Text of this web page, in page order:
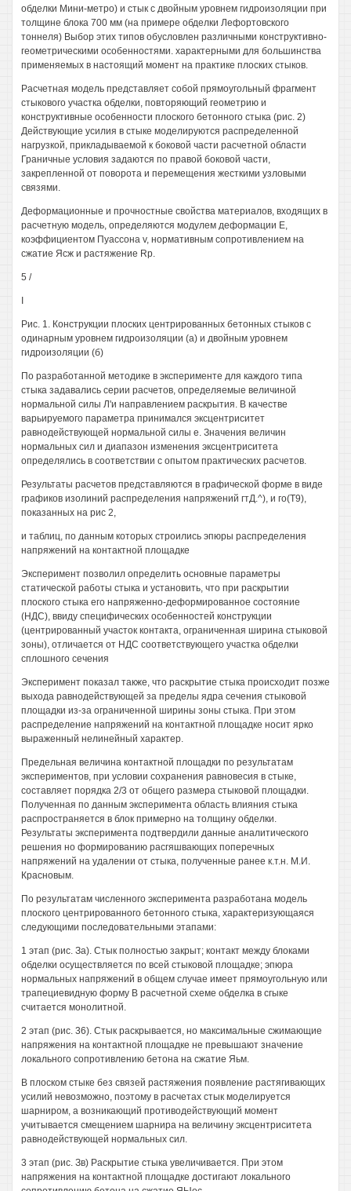
обделки Мини-метро) и стык с двойным уровнем гидроизоляции при
толщине блока 700 мм (на примере обделки Лефортовского
тоннеля) Выбор этих типов обусловлен различными конструктивно-
геометрическими особенностями. характерными для большинства
применяемых в настоящий момент на практике плоских стыков.
Расчетная модель представляет собой прямоугольный фрагмент
стыкового участка обделки, повторяющий геометрию и
конструктивные особенности плоского бетонного стыка (рис. 2)
Действующие усилия в стыке моделируются распределенной
нагрузкой, прикладываемой к боковой части расчетной области
Граничные условия задаются по правой боковой части,
закрепленной от поворота и перемещения жесткими узловыми
связями.
Деформационные и прочностные свойства материалов, входящих в
расчетную модель, определяются модулем деформации Е,
коэффициентом Пуассона v, нормативным сопротивлением на
сжатие Ясж и растяжение Rp.
5 /
Рис. 1. Конструкции плоских центрированных бетонных стыков с
одинарным уровнем гидроизоляции (а) и двойным уровнем
гидроизоляции (б)
По разработанной методике в эксперименте для каждого типа
стыка задавались серии расчетов, определяемые величиной
нормальной силы Л'и направлением раскрытия. В качестве
варьируемого параметра принимался эксцентриситет
равнодействующей нормальной силы е. Значения величин
нормальных сил и диапазон изменения эксцентриситета
определялись в соответствии с опытом практических расчетов.
Результаты расчетов представляются в графической форме в виде
графиков изолиний распределения напряжений гтД.^), и го(Т9),
показанных на рис 2,
и таблиц, по данным которых строились эпюры распределения
напряжений на контактной площадке
Эксперимент позволил определить основные параметры
статической работы стыка и установить, что при раскрытии
плоского стыка его напряженно-деформированное состояние
(НДС), ввиду специфических особенностей конструкции
(центрированный участок контакта, ограниченная ширина стыковой
зоны), отличается от НДС соответствующего участка обделки
сплошного сечения
Эксперимент показал также, что раскрытие стыка происходит позже
выхода равнодействующей за пределы ядра сечения стыковой
площадки из-за ограниченной ширины зоны стыка. При этом
распределение напряжений на контактной площадке носит ярко
выраженный нелинейный характер.
Предельная величина контактной площадки по результатам
экспериментов, при условии сохранения равновесия в стыке,
составляет порядка 2/3 от общего размера стыковой площадки.
Полученная по данным эксперимента область влияния стыка
распространяется в блок примерно на толщину обделки.
Результаты эксперимента подтвердили данные аналитического
решения но формированию расгяшвающих поперечных
напряжений на удалении от стыка, полученные ранее к.т.н. М.И.
Красновым.
По результатам численного эксперимента разработана модель
плоского центрированного бетонного стыка, характеризующаяся
следующими последовательными этапами:
1 этап (рис. За). Стык полностью закрыт; контакт между блоками
обделки осуществляется по всей стыковой площадке; эпюра
нормальных напряжений в общем случае имеет прямоугольную или
трапециевидную форму В расчетной схеме обделка в сгыке
считается монолитной.
2 этап (рис. 36). Стык раскрывается, но максимальные сжимающие
напряжения на контактной площадке не превышают значение
локального сопротивлению бетона на сжатие Яьм.
В плоском стыке без связей растяжения появление растягивающих
усилий невозможно, поэтому в расчетах стык моделируется
шарниром, а возникающий противодействующий момент
учитывается смещением шарнира на величину эксцентриситета
равнодействующей нормальных сил.
3 этап (рис. Зв) Раскрытие стыка увеличивается. При этом
напряжения на контактной площадке достигают локального